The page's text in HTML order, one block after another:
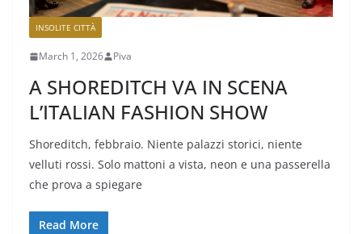
INSOLITE CITTÀ
March 1, 2026 Piva
A SHOREDITCH VA IN SCENA
L’ITALIAN FASHION SHOW
Shoreditch, febbraio. Niente palazzi storici, niente
velluti rossi. Solo mattoni a vista, neon e una passerella
che prova a spiegare
Read More